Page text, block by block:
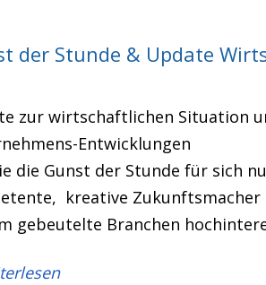
der Stunde & Update
zur wirtschaftlichen Situation
Entwicklungen
die Gunst der Stunde für sich
kreative Zukunftsmacher
gebeutelte Branchen